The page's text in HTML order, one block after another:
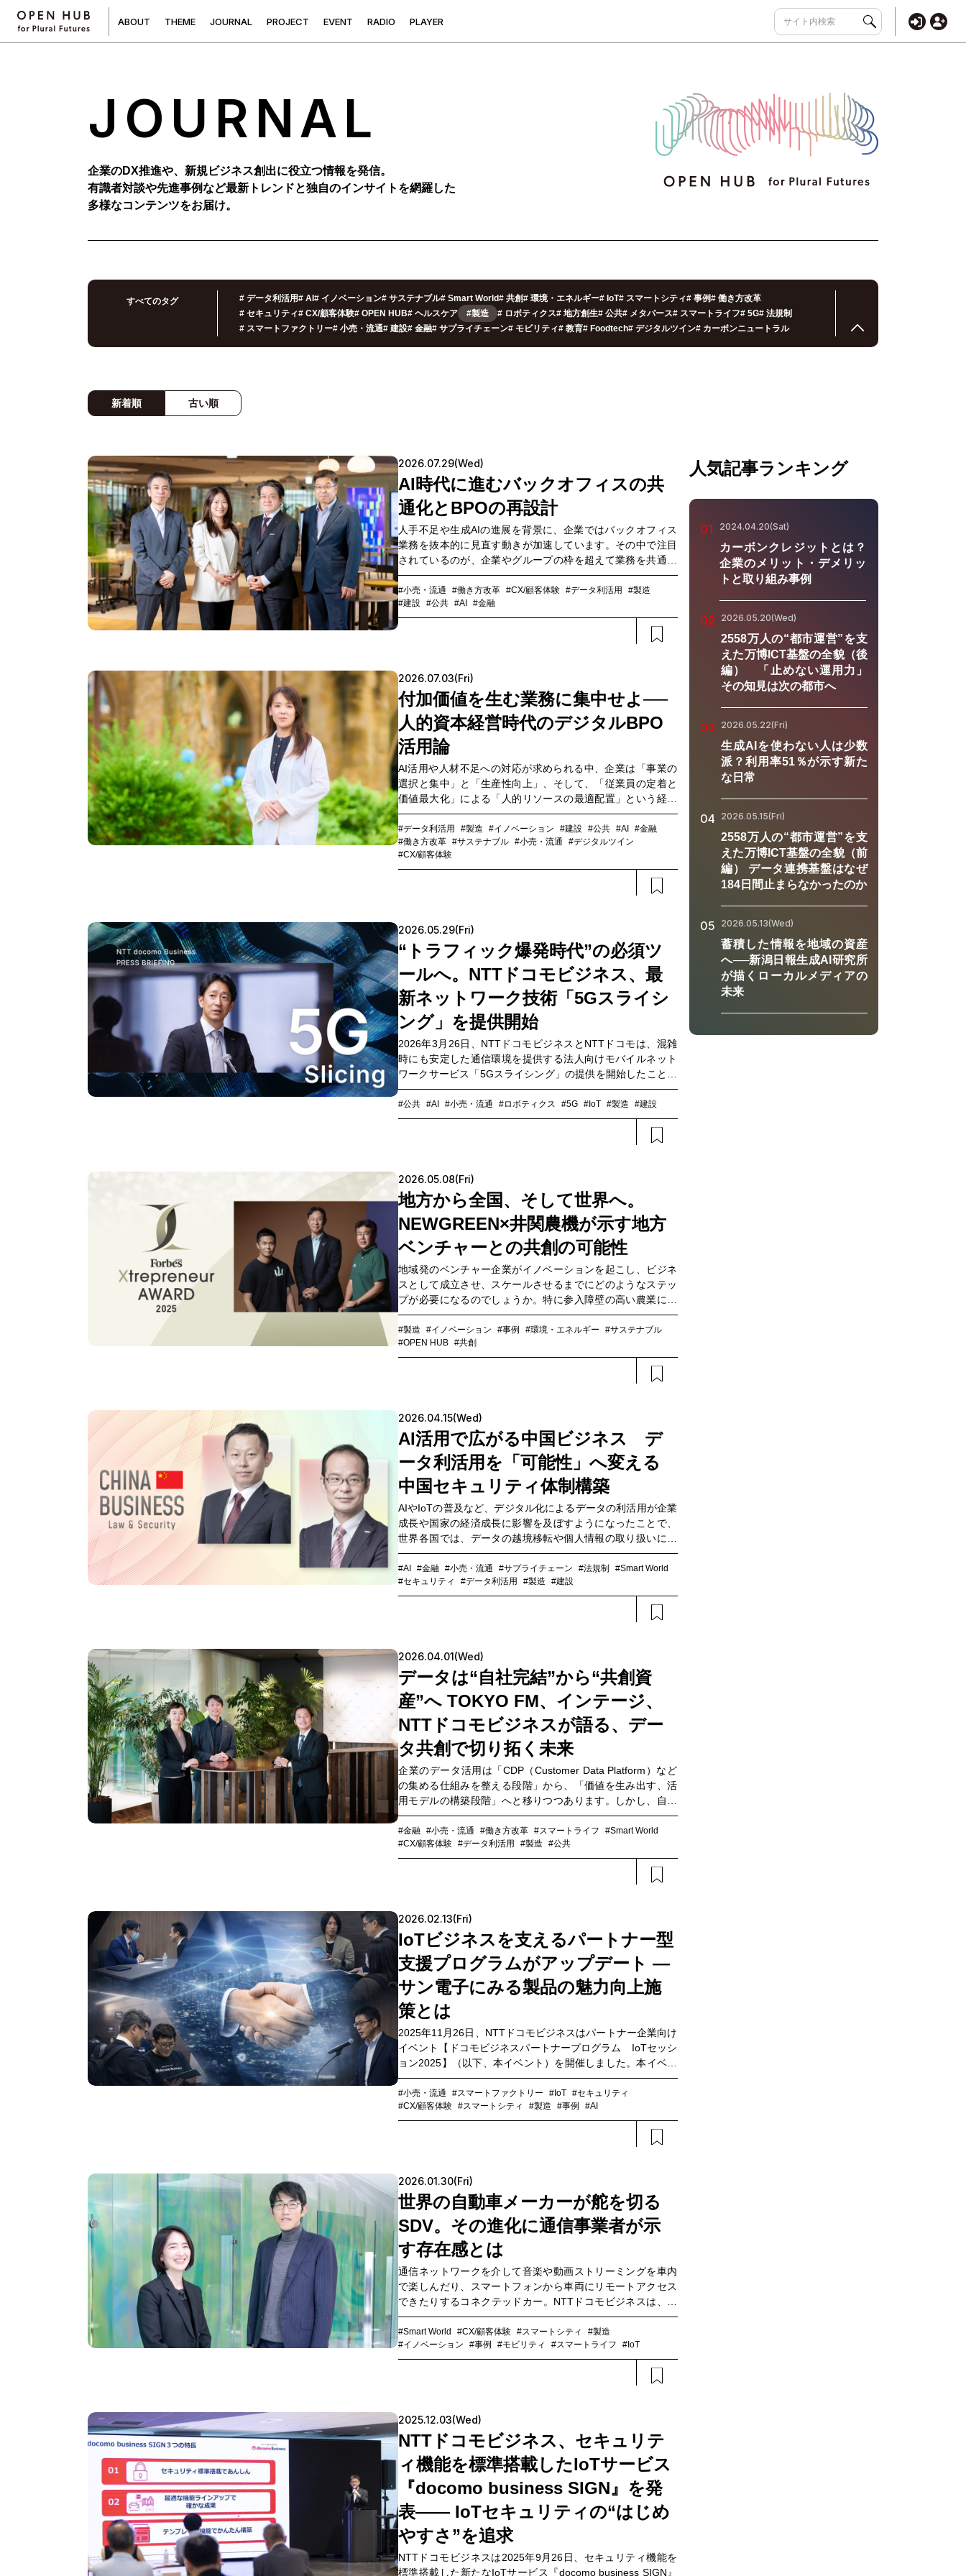
ABOUT THEME JOURNAL PROJECT EVENT RADIO PLAYER
JOURNAL
企業のDX推進や、新規ビジネス創出に役立つ情報を発信。
有識者対談や先進事例など最新トレンドと独自のインサイトを網羅した
多様なコンテンツをお届け。
すべてのタグ # データ利活用# AI # イノベーション# サステナブル# Smart World# 共創# 環境・エネルギー# IoT# スマートシティ# 事例# 働き方改革
# セキュリティ# CX/顧客体験# OPEN HUB# ヘルスケア #製造 # ロボティクス# 地方創生# 公共# メタバース# スマートライフ# 5G# 法規制
# スマートファクトリー# 小売・流通# 建設# 金融# サプライチェーン# モビリティ# 教育# Foodtech# デジタルツイン# カーボンニュートラル
新着順 古い順
2026.07.29(Wed)
AI時代に進むバックオフィスの共
通化とBPOの再設計
人手不足や生成AIの進展を背景に、企業ではバックオフィス
業務を抜本的に見直す動きが加速しています。その中で注目
されているのが、企業やグループの枠を超えて業務を共通化
し、AIを前提に再設計するという考え方です。経理・人事・
総務といった業務は、企業の枠を超えてどこまで共通化でき
るのか、そして競争力に関わる企業固有の業務をどのように
設計すべきなのか。バックオフィス業務を中心に業務効率
化、高度化を支援するEYストラテジー・アンド・コンサルテ
そして、さまざまな業界の課題解決をデジタルBPOで支援す
るNTTドコモビジネス ソリューションサービス部の永野卓巳
と末永義博の４人のプロフェッショナルが、バックオフィス
の共通化が求められる背景や課題、業界横断型BPOの可能性
について議論します。
#小売・流通 #働き方改革 #CX/顧客体験 #データ利活用
#製造
#建設 #公共 #AI #金融
2026.07.03(Fri)
付加価値を生む業務に集中せよ──
人的資本経営時代のデジタルBPO
活用論
AI活用や人材不足への対応が求められる中、企業は「事業の
選択と集中」と「生産性向上」、そして、「従業員の定着と
価値最大化」による「人的リソースの最適配置」という経営
判断が問われています。人的資本経営の重要性が高まる一
方、日本企業は依然として人への投資が少なく、生産性向上
にも課題を抱えています。こうした状況を打開する手段とし
て注目されているのがデジタルBPOです。BPOはコスト削減
経営資源を付加価値創出へ再配分するための経営戦略です。
の業務を外部化すべきなのか。学習院大学経済学部教授の滝
澤美帆氏にお聞きします。
#データ利活用 #製造 #イノベーション #建設 #公共 #AI
#金融
#働き方改革 #サステナブル #小売・流通
#デジタルツイン
#CX/顧客体験
2026.05.29(Fri)
“トラフィック爆発時代”の必須ツ
ールへ。NTTドコモビジネス、最
新ネットワーク技術「5Gスライシ
ング」を提供開始
2026年3月26日、NTTドコモビジネスとNTTドコモは、混雑
時にも安定した通信環境を提供する法人向けモバイルネット
ワークサービス「5Gスライシング」の提供を開始したことを
発表しました。本サービスは、従来の「5Gワイド」「ローカ
ル5G TypeD」を擁する5Gの総合コンサルティングサービス
「docomo business プライベート5G」に新しく追加されたメ
表会では、NTTドコモビジネス プラットフォームサービス本
部 5G&IoTサービス部 第二サービス部門長の岩本健嗣が、5G
スライシングのデモを交えながら、AI時代に求められるネッ
トワークソリューションについてプレゼンを行いました。
#公共 #AI #小売・流通 #ロボティクス #5G #IoT #製造 #建設
2026.05.08(Fri)
地方から全国、そして世界へ。
NEWGREEN×井関農機が示す地方
ベンチャーとの共創の可能性
地域発のベンチャー企業がイノベーションを起こし、ビジネ
スとして成立させ、スケールさせるまでにどのようなステッ
プが必要になるのでしょうか。特に参入障壁の高い農業にお
けるものづくりでは、効果を証明するための実証実験をくり
返す必要があり、SaaSなどと違い販売やメンテナンスにも全
国規模の拠点が求められます。国も後押しする有機農法によ
る米作りでは、化学肥料を使わない分、生い茂る雑草を取り
除く作業が農業者の大きな負担になっています。この課題解
NEWGREEN（以下、NEWGREEN）と井関農機株式会社（以
下、井関農機）による共創プロジェクトです。元自動車エン
ジニアとしてロボットの開発に取り組み、NEWGREENの取
締役副社長を務める中村哲也氏と、中村氏に事業化をオファ
ーし共に同社を立ち上げた代表取締役 CEO 山中大介氏、さら
に同社の共創パートナーとして資本業務提携を結ぶ井関農機
の代表取締役社長（受賞時） 冨安司郎氏を迎え、地域発ベン
チャーとの共創によるイノベーションの可能性についてお伺
いしました。
#製造 #イノベーション #事例 #環境・エネルギー
#サステナブル
#OPEN HUB #共創
2026.04.15(Wed)
AI活用で広がる中国ビジネス デ
ータ利活用を「可能性」へ変える
中国セキュリティ体制構築
AIやIoTの普及など、デジタル化によるデータの利活用が企業
成長や国家の経済成長に影響を及ぼすようになったことで、
世界各国では、データの越境移転や個人情報の取り扱いに関
するルール整備を強化する動きが広がっています。中国も
2017年以降、「サイバーセキュリティ法」「データ安全法」
「個人情報保護法」のいわゆる「データ三法」を整備。2025
年1月には、それらの実務ルールを具体化する「ネットワーク
データ安全管理条例」が施行されました。個人情報の越境移
化され、企業が取るべき行動の道筋が見え始めています。こ
の条例をどう読み解き、実務に対応するべきなのか。そし
て、日系企業の対応状況の現状とは。中国の企業法務に精通
する大江橋法律事務所の松本亮弁護士と、NTT通信系統（中
国）有限公司（以下、NTT Com China）でセキュリティオペ
レーションセンター（SOC）の運用など日系企業に向けたセ
キュリティ支援を行う清 明氏に話を聞きました。
#AI #金融 #小売・流通 #サプライチェーン #法規制
#Smart World
#セキュリティ
#データ利活用 #製造 #建設
2026.04.01(Wed)
データは“自社完結”から“共創資
産”へ TOKYO FM、インテージ、
NTTドコモビジネスが語る、デー
タ共創で切り拓く未来
企業のデータ活用は「CDP（Customer Data Platform）など
の集める仕組みを整える段階」から、「価値を生み出す、活
用モデルの構築段階」へと移りつつあります。しかし、自社
データだけでは分析できない領域や見出せない価値もあり、
集めたデータを有効なビジネス活用へ結びつけることに難し
さを感じることも多いのではないでしょうか。こうした状況
を打開する鍵となるのが、自社データだけに依存せず、他社
が保有するデータと組み合わせ、共創型で新たな価値を生み
下、TOKYO FM）の常盤一赳氏、ドコモデータ活用によるマ
ーケティング支援を行う株式会社インテージ（以下、インテ
ージ）の伊藤里彩子氏、NTTドコモビジネス株式会社（以
下、NTTドコモビジネス）でデータを軸としたビジネスの仕
組みづくりを支援する川口昌宏による鼎談の様子をお伝えし
ます。
#金融 #小売・流通 #働き方改革 #スマートライフ
#Smart World
#CX/顧客体験 #データ利活用 #製造 #公共
2026.02.13(Fri)
IoTビジネスを支えるパートナー型
支援プログラムがアップデート ―
サン電子にみる製品の魅力向上施
策とは
2025年11月26日、NTTドコモビジネスはパートナー企業向け
イベント【ドコモビジネスパートナープログラム IoTセッシ
ョン2025】（以下、本イベント）を開催しました。本イベン
トでは、IoT化に取り組む企業の実例をもとに、製品の付加価
値向上や差別化につながる活用方法、製品のIoT化における支
援メニューを紹介。通信だけではない、「データの見える
化」「遠隔監視」「AIによる故障予兆検知」などの製品の魅
力を高める機能を体感いただきました。本記事では本イベン
#小売・流通 #スマートファクトリー #IoT #セキュリティ
#CX/顧客体験 #スマートシティ #製造 #事例 #AI
2026.01.30(Fri)
世界の自動車メーカーが舵を切る
SDV。その進化に通信事業者が示
す存在感とは
通信ネットワークを介して音楽や動画ストリーミングを車内
で楽しんだり、スマートフォンから車両にリモートアクセス
できたりするコネクテッドカー。NTTドコモビジネスは、そ
の中核となるIoTコネクティビティをBMWに提供していま
す。グローバルに展開するBMWにNTTドコモビジネスはどう
寄与しているのか。そして、コネクテッドカーの先にある
SDV（ソフトウェア・デファインド・ビークル）が変える自
動車業界の未来とは。NTTドコモビジネスのエバンジェリス
画を行い、自動車メーカーのプロジェクトも担当している澁
谷伸子氏に、従来のテレマティクスやインフォテインメント
の域を超えるSDVに対して、通信事業者はどう関わっていく
のかを聞きました。
#Smart World #CX/顧客体験 #スマートシティ
#製造
#イノベーション
#事例 #モビリティ #スマートライフ #IoT
2025.12.03(Wed)
NTTドコモビジネス、セキュリテ
ィ機能を標準搭載したIoTサービス
『docomo business SIGN』を発
表―― IoTセキュリティの“はじめ
やすさ”を追求
NTTドコモビジネスは2025年9月26日、セキュリティ機能を
標準搭載した新たなIoTサービス『docomo business SIGN』
人気記事ランキング
01 2024.04.20(Sat)
カーボンクレジットとは？
企業のメリット・デメリッ
トと取り組み事例
02 2026.05.20(Wed)
2558万人の“都市運営”を支
えた万博ICT基盤の全貌（後
編） 「止めない運用力」
その知見は次の都市へ
03 2026.05.22(Fri)
生成AIを使わない人は少数
派？利用率51％が示す新た
な日常
04 2026.05.15(Fri)
2558万人の“都市運営”を支
えた万博ICT基盤の全貌（前
編） データ連携基盤はなぜ
184日間止まらなかったのか
05 2026.05.13(Wed)
蓄積した情報を地域の資産
へ──新潟日報生成AI研究所
が描くローカルメディアの
未来